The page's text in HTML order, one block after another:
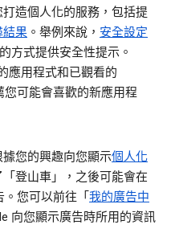
造個人化的服務，包括提
結果 。舉例來說， 安全設定
方式提供安全性提示。
應用程式和已觀看的
您可能會喜歡的新應用程
您的興趣向您顯示個人化
登山車」，之後可能會在
您可以前往「 我的廣告中
向您顯示廣告時所用的資訊